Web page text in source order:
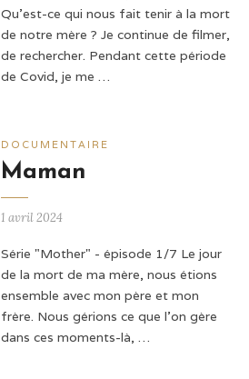
Qu'est-ce qui nous fait tenir à la mort
de notre mère ? Je continue de filmer,
de rechercher. Pendant cette période
de Covid, je me …
DOCUMENTAIRE
Maman
1 avril 2024
Série "Mother" - épisode 1/7 Le jour
de la mort de ma mère, nous étions
ensemble avec mon père et mon
frère. Nous gérions ce que l'on gère
dans ces moments-là, …